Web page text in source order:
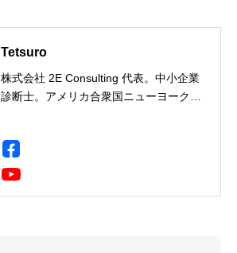
Tetsuro
株式会社 2E Consulting 代表。中小企業
診断士。アメリカ合衆国ニューヨーク州
グ・事業開発・投資事業に携わり、イン
ド・ドイツ・シンガポールに9年間駐